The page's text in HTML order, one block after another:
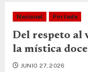
Nacional Portada
Del respeto al
la mística
JUNIO 27, 2026